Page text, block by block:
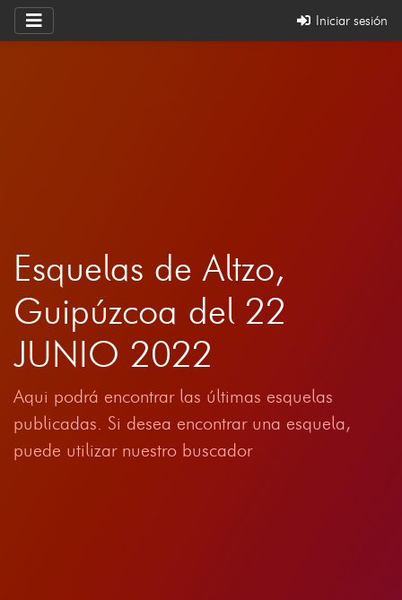
Iniciar sesión
Esquelas de Altzo,
Guipúzcoa del 22
JUNIO 2022
Aqui podrá encontrar las últimas esquelas
publicadas. Si desea encontrar una esquela,
puede utilizar nuestro buscador